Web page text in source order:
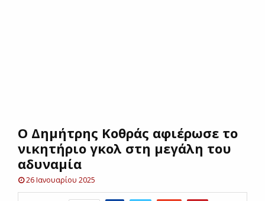
UΟ Δημήτρης Κοθράς αφιέρωσε το
νικητήριο γκολ στη μεγάλη του
αδυναμία
26 Ιανουαρίου 2025